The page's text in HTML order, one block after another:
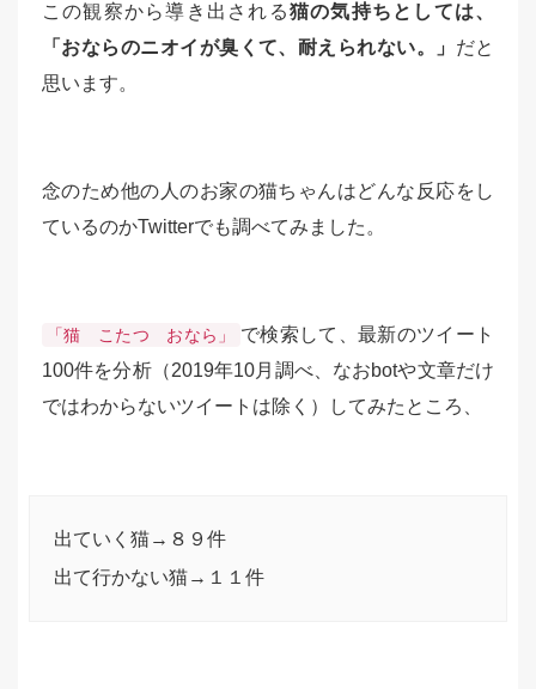
この観察から導き出される猫の気持ちとしては、
「おならのニオイが臭くて、耐えられない。」 だと
思います。
念のため他の人のお家の猫ちゃんはどんな反応をし
ているのかTwitterでも調べてみました。
「猫 こたつ おなら」
で検索して、最新のツイート
100件を分析（2019年10月調べ、なおbotや文章だけ
ではわからないツイートは除く）してみたところ、
出ていく猫→８９件
出て行かない猫→１１件